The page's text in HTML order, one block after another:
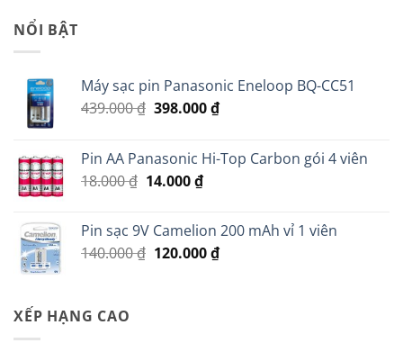
NỔI BẬT
Máy sạc pin Panasonic Eneloop BQ-CC51
439.000₫ Giá
439.000 ₫.
398.000₫Giá
là:
Pin AA Panasonic Hi-Top Carbon gói 4 viên
18.000₫ Giá
18.000 ₫.
14.000₫Giá
là:
14.000 ₫.
Pin sạc 9V Camelion 200 mAh vỉ 1 viên
140.000₫ Giá
120.000₫Giá
XẾP HẠNG CAO